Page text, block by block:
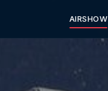
AIRSHOW